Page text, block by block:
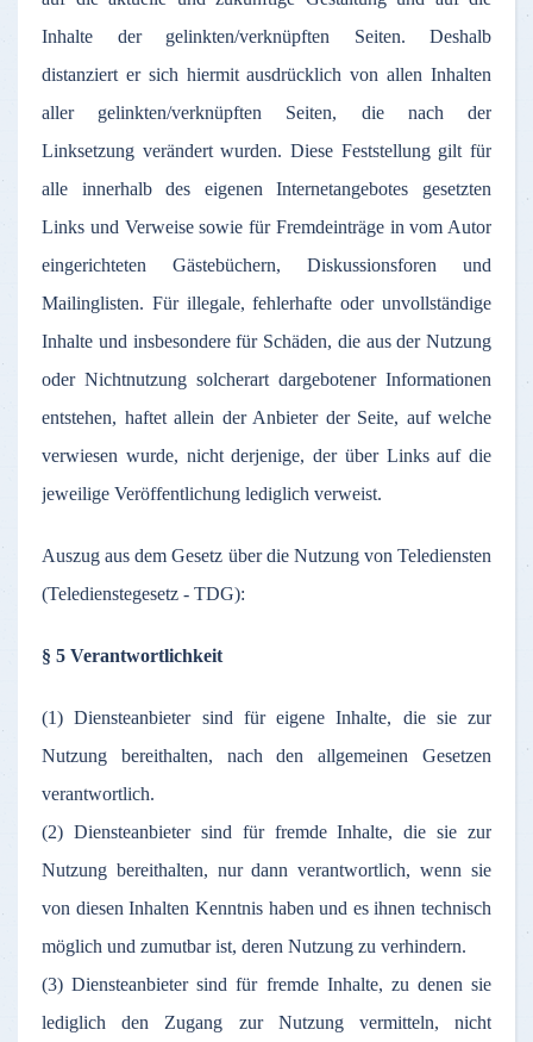
Inhalte
der gelinkten/verknüpften Seiten. Deshalb
distanziert er sich hiermit ausdrücklich vonallen Inhalten
aller
gelinkten/verknüpften Seiten, die nach
der
Linksetzung verändert wurden.Diese Feststellunggiltfür
alle
innerhalbdes eigenen Internetangebotes
gesetzten
Links und Verweise sowie für Fremdeinträgeinvom Autor
eingerichteten
Gästebüchern, Diskussionsforen und
Mailinglisten. Für illegale,fehlerhafte oder unvollständige
Inhalte und insbesondere für Schäden, die aus der Nutzung
oder Nichtnutzung solcherart dargebotener Informationen
entstehen, haftet allein der Anbieter der Seite, auf welche
verwiesen wurde, nicht derjenige, der überLinksaufdie
jeweilige Veröffentlichung lediglich verweist.
Auszug aus dem Gesetz über die Nutzung von Telediensten
(Teledienstegesetz - TDG):
§ 5 Verantwortlichkeit
(1) Diensteanbieter sind für eigene Inhalte, die sie zur
Nutzung bereithalten, nach den allgemeinen Gesetzen
verantwortlich.
(2) Diensteanbieter sind für fremde Inhalte, die sie zur
Nutzung bereithalten, nur dann verantwortlich, wenn sie
von diesen Inhalten Kenntnis haben und es ihnen technisch
möglich und zumutbar ist, deren Nutzung zu verhindern.
(3) Diensteanbieter sind für fremde Inhalte, zu denen sie
lediglich den Zugang zur Nutzung vermitteln, nicht